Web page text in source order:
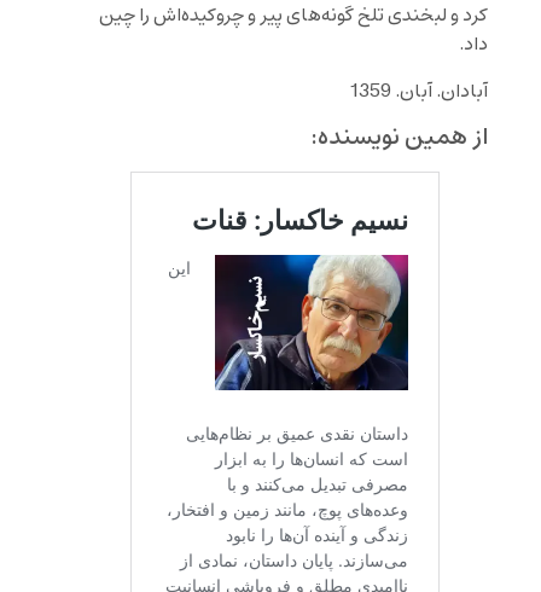
کرد و لبخندی تلخ گونه‌های پیر و چروکیده‌اش را چین
داد.
آبادان. آبان. 1359
از همین نویسنده: